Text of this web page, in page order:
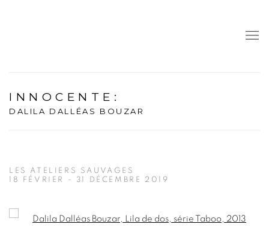
INNOCENTE :
DALILA DALLÉAS BOUZAR
LES ATELIERS SAUVAGES
18 FÉVRIER - 31 DÉCEMBRE 2019
Open a larger version of the following image in a popup: